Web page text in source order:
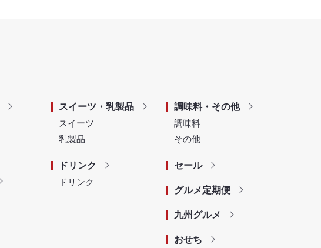
スイーツ・乳製品
スイーツ
乳製品
ドリンク
ドリンク
調味料・その他
調味料
その他
セール
グルメ定期便
九州グルメ
おせち